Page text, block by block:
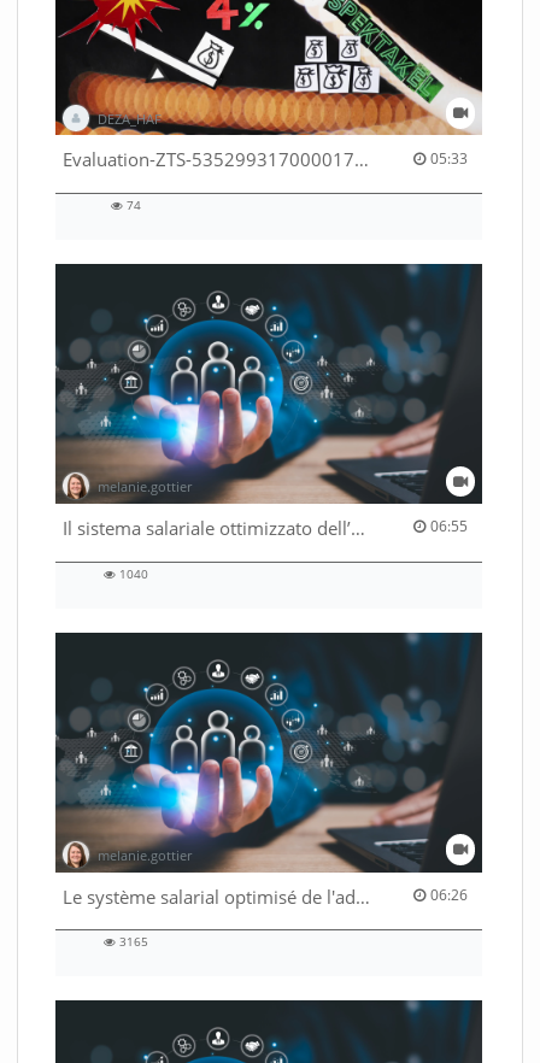
DEZA_HAF
Evaluation-ZTS-53529931700001791 05:33
05:33 duration
74
melanie.gottier
Il sistema salariale ottimizzato dell’Amministrazione federale 06:55
06:55 duration
1040
melanie.gottier
Le système salarial optimisé de l'administration fédérale 06:26
06:26 duration
3165